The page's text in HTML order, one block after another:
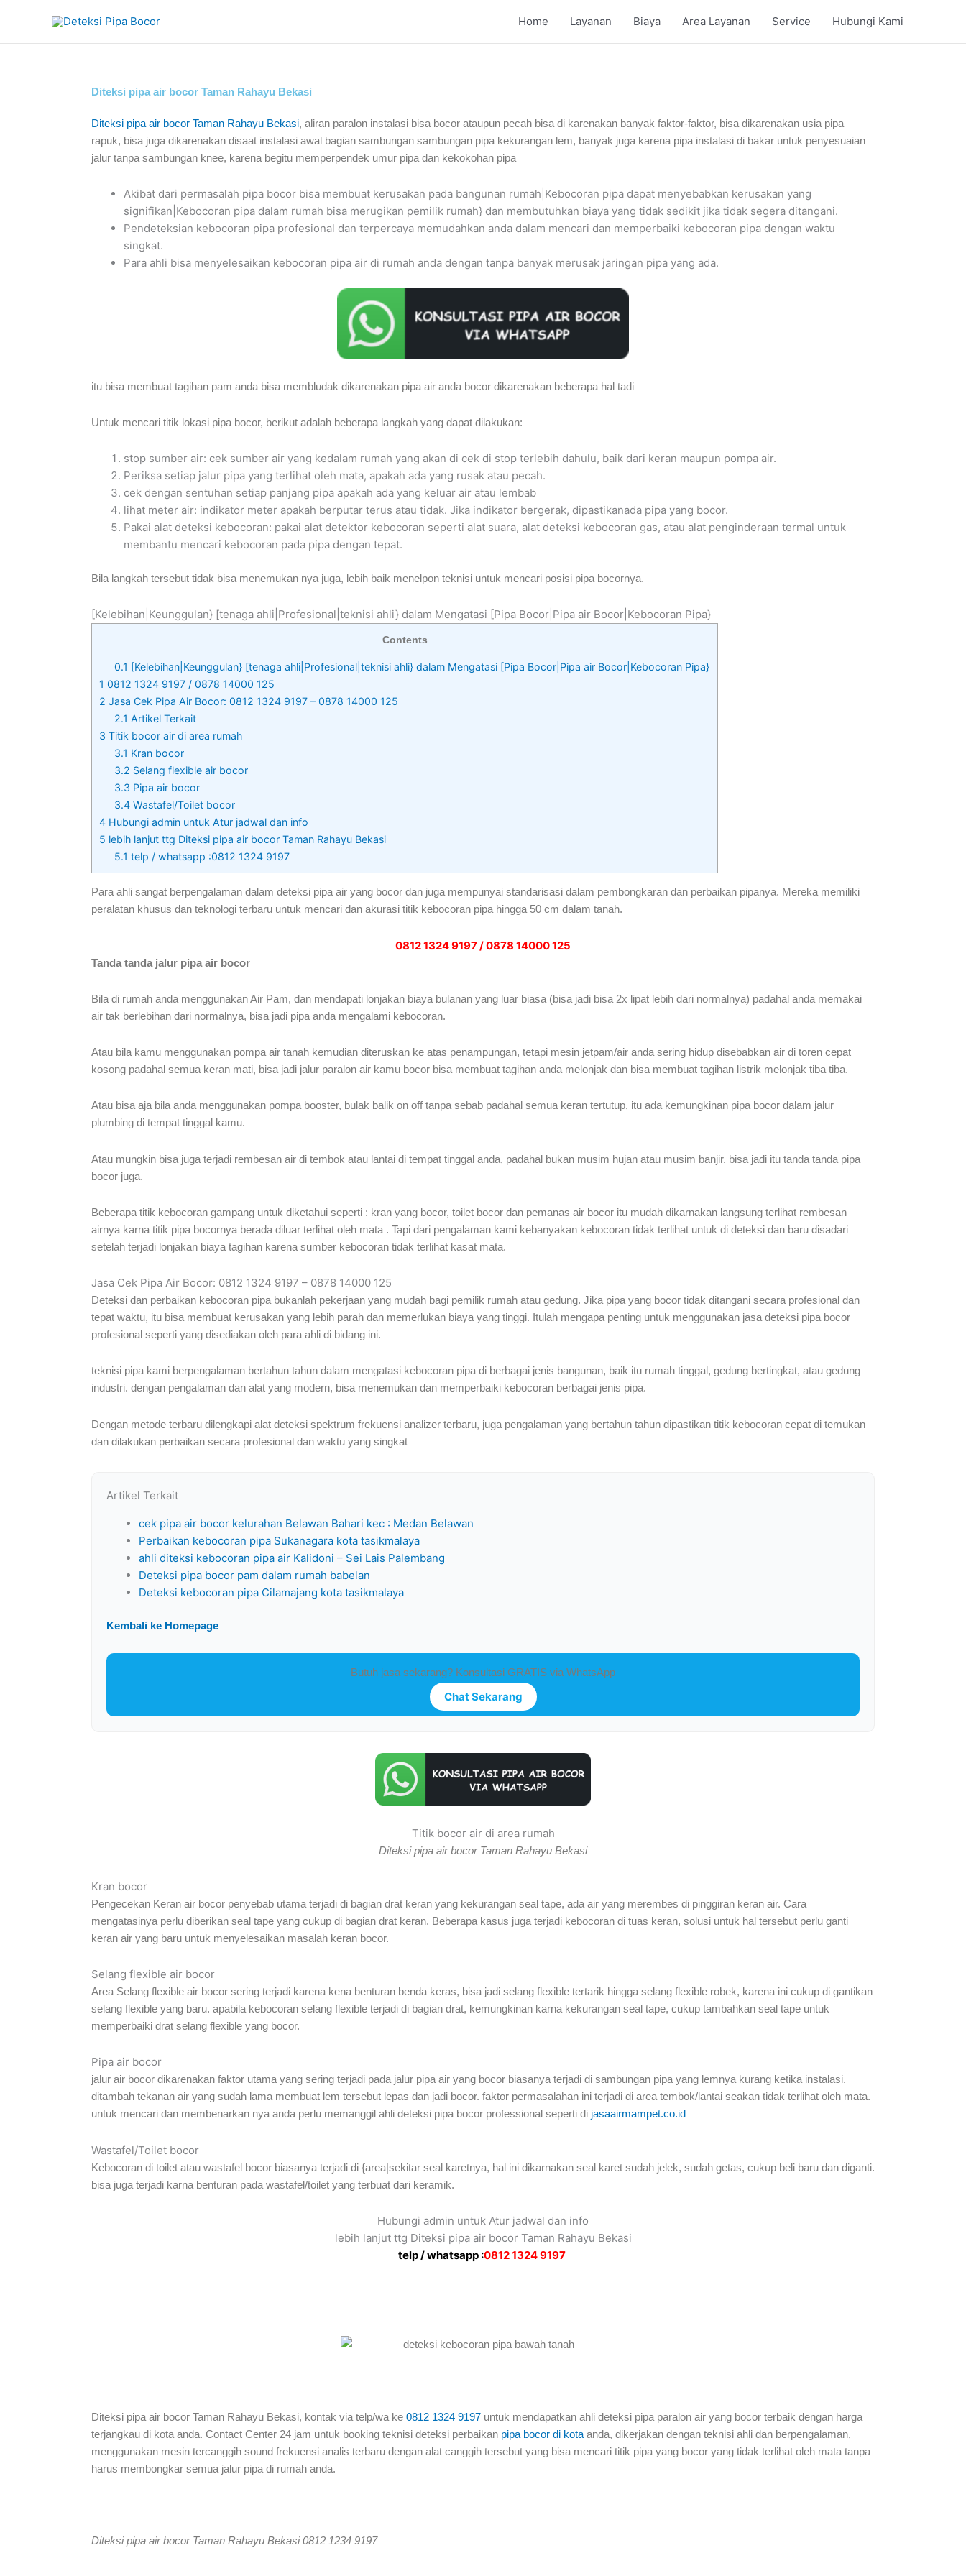
content
Home Layanan Biaya Area Layanan Service Hubungi Kami
Diteksi pipa air bocor Taman Rahayu Bekasi
Diteksi pipa air bocor Taman Rahayu Bekasi, aliran paralon instalasi bisa bocor ataupun pecah bisa di karenakan banyak faktor-faktor, bisa dikarenakan usia pipa
rapuk, bisa juga dikarenakan disaat instalasi awal bagian sambungan sambungan pipa kekurangan lem, banyak juga karena pipa instalasi di bakar untuk penyesuaian
jalur tanpa sambungan knee, karena begitu memperpendek umur pipa dan kekokohan pipa
Akibat dari permasalah pipa bocor bisa membuat kerusakan pada bangunan rumah|Kebocoran pipa dapat menyebabkan kerusakan yang
signifikan|Kebocoran pipa dalam rumah bisa merugikan pemilik rumah} dan membutuhkan biaya yang tidak sedikit jika tidak segera ditangani.
Pendeteksian kebocoran pipa profesional dan terpercaya memudahkan anda dalam mencari dan memperbaiki kebocoran pipa dengan waktu
singkat.
Para ahli bisa menyelesaikan kebocoran pipa air di rumah anda dengan tanpa banyak merusak jaringan pipa yang ada.
itu bisa membuat tagihan pam anda bisa membludak dikarenakan pipa air anda bocor dikarenakan beberapa hal tadi
Untuk mencari titik lokasi pipa bocor, berikut adalah beberapa langkah yang dapat dilakukan:
stop sumber air: cek sumber air yang kedalam rumah yang akan di cek di stop terlebih dahulu, baik dari keran maupun pompa air.
Periksa setiap jalur pipa yang terlihat oleh mata, apakah ada yang rusak atau pecah.
cek dengan sentuhan setiap panjang pipa apakah ada yang keluar air atau lembab
lihat meter air: indikator meter apakah berputar terus atau tidak. Jika indikator bergerak, dipastikanada pipa yang bocor.
Pakai alat deteksi kebocoran: pakai alat detektor kebocoran seperti alat suara, alat deteksi kebocoran gas, atau alat penginderaan termal untuk
membantu mencari kebocoran pada pipa dengan tepat.
Bila langkah tersebut tidak bisa menemukan nya juga, lebih baik menelpon teknisi untuk mencari posisi pipa bocornya.
[Kelebihan|Keunggulan} [tenaga ahli|Profesional|teknisi ahli} dalam Mengatasi [Pipa Bocor|Pipa air Bocor|Kebocoran Pipa}
Contents
0.1 [Kelebihan|Keunggulan} [tenaga ahli|Profesional|teknisi ahli} dalam Mengatasi [Pipa Bocor|Pipa air Bocor|Kebocoran Pipa}
1 0812 1324 9197 / 0878 14000 125
2 Jasa Cek Pipa Air Bocor: 0812 1324 9197 – 0878 14000 125
2.1 Artikel Terkait
3 Titik bocor air di area rumah
3.1 Kran bocor
3.2 Selang flexible air bocor
3.3 Pipa air bocor
3.4 Wastafel/Toilet bocor
4 Hubungi admin untuk Atur jadwal dan info
5 lebih lanjut ttg Diteksi pipa air bocor Taman Rahayu Bekasi
5.1 telp / whatsapp :0812 1324 9197
Para ahli sangat berpengalaman dalam deteksi pipa air yang bocor dan juga mempunyai standarisasi dalam pembongkaran dan perbaikan pipanya. Mereka memiliki
peralatan khusus dan teknologi terbaru untuk mencari dan akurasi titik kebocoran pipa hingga 50 cm dalam tanah.
0812 1324 9197 / 0878 14000 125
Tanda tanda jalur pipa air bocor
Bila di rumah anda menggunakan Air Pam, dan mendapati lonjakan biaya bulanan yang luar biasa (bisa jadi bisa 2x lipat lebih dari normalnya) padahal anda memakai
air tak berlebihan dari normalnya, bisa jadi pipa anda mengalami kebocoran.
Atau bila kamu menggunakan pompa air tanah kemudian diteruskan ke atas penampungan, tetapi mesin jetpam/air anda sering hidup disebabkan air di toren cepat
kosong padahal semua keran mati, bisa jadi jalur paralon air kamu bocor bisa membuat tagihan anda melonjak dan bisa membuat tagihan listrik melonjak tiba tiba.
Atau bisa aja bila anda menggunakan pompa booster, bulak balik on off tanpa sebab padahal semua keran tertutup, itu ada kemungkinan pipa bocor dalam jalur
plumbing di tempat tinggal kamu.
Atau mungkin bisa juga terjadi rembesan air di tembok atau lantai di tempat tinggal anda, padahal bukan musim hujan atau musim banjir. bisa jadi itu tanda tanda pipa
bocor juga.
Beberapa titik kebocoran gampang untuk diketahui seperti : kran yang bocor, toilet bocor dan pemanas air bocor itu mudah dikarnakan langsung terlihat rembesan
airnya karna titik pipa bocornya berada diluar terlihat oleh mata . Tapi dari pengalaman kami kebanyakan kebocoran tidak terlihat untuk di deteksi dan baru disadari
setelah terjadi lonjakan biaya tagihan karena sumber kebocoran tidak terlihat kasat mata.
Jasa Cek Pipa Air Bocor: 0812 1324 9197 – 0878 14000 125
Deteksi dan perbaikan kebocoran pipa bukanlah pekerjaan yang mudah bagi pemilik rumah atau gedung. Jika pipa yang bocor tidak ditangani secara profesional dan
tepat waktu, itu bisa membuat kerusakan yang lebih parah dan memerlukan biaya yang tinggi. Itulah mengapa penting untuk menggunakan jasa deteksi pipa bocor
profesional seperti yang disediakan oleh para ahli di bidang ini.
teknisi pipa kami berpengalaman bertahun tahun dalam mengatasi kebocoran pipa di berbagai jenis bangunan, baik itu rumah tinggal, gedung bertingkat, atau gedung
industri. dengan pengalaman dan alat yang modern, bisa menemukan dan memperbaiki kebocoran berbagai jenis pipa.
Dengan metode terbaru dilengkapi alat deteksi spektrum frekuensi analizer terbaru, juga pengalaman yang bertahun tahun dipastikan titik kebocoran cepat di temukan
dan dilakukan perbaikan secara profesional dan waktu yang singkat
Artikel Terkait
cek pipa air bocor kelurahan Belawan Bahari kec : Medan Belawan
Perbaikan kebocoran pipa Sukanagara kota tasikmalaya
ahli diteksi kebocoran pipa air Kalidoni – Sei Lais Palembang
Deteksi pipa bocor pam dalam rumah babelan
Deteksi kebocoran pipa Cilamajang kota tasikmalaya
Kembali ke Homepage
Butuh jasa sekarang? Konsultasi GRATIS via WhatsApp
Chat Sekarang
Titik bocor air di area rumah
Diteksi pipa air bocor Taman Rahayu Bekasi
Kran bocor
Pengecekan Keran air bocor penyebab utama terjadi di bagian drat keran yang kekurangan seal tape, ada air yang merembes di pinggiran keran air. Cara
mengatasinya perlu diberikan seal tape yang cukup di bagian drat keran. Beberapa kasus juga terjadi kebocoran di tuas keran, solusi untuk hal tersebut perlu ganti
keran air yang baru untuk menyelesaikan masalah keran bocor.
Selang flexible air bocor
Area Selang flexible air bocor sering terjadi karena kena benturan benda keras, bisa jadi selang flexible tertarik hingga selang flexible robek, karena ini cukup di gantikan
selang flexible yang baru. apabila kebocoran selang flexible terjadi di bagian drat, kemungkinan karna kekurangan seal tape, cukup tambahkan seal tape untuk
memperbaiki drat selang flexible yang bocor.
Pipa air bocor
jalur air bocor dikarenakan faktor utama yang sering terjadi pada jalur pipa air yang bocor biasanya terjadi di sambungan pipa yang lemnya kurang ketika instalasi.
ditambah tekanan air yang sudah lama membuat lem tersebut lepas dan jadi bocor. faktor permasalahan ini terjadi di area tembok/lantai seakan tidak terlihat oleh mata.
untuk mencari dan membenarkan nya anda perlu memanggil ahli deteksi pipa bocor professional seperti di jasaairmampet.co.id
Wastafel/Toilet bocor
Kebocoran di toilet atau wastafel bocor biasanya terjadi di {area|sekitar seal karetnya, hal ini dikarnakan seal karet sudah jelek, sudah getas, cukup beli baru dan diganti.
bisa juga terjadi karna benturan pada wastafel/toilet yang terbuat dari keramik.
Hubungi admin untuk Atur jadwal dan info
lebih lanjut ttg Diteksi pipa air bocor Taman Rahayu Bekasi
telp / whatsapp :0812 1324 9197
Diteksi pipa air bocor Taman Rahayu Bekasi, kontak via telp/wa ke 0812 1324 9197 untuk mendapatkan ahli deteksi pipa paralon air yang bocor terbaik dengan harga
terjangkau di kota anda. Contact Center 24 jam untuk booking teknisi deteksi perbaikan pipa bocor di kota anda, dikerjakan dengan teknisi ahli dan berpengalaman,
menggunakan mesin tercanggih sound frekuensi analis terbaru dengan alat canggih tersebut yang bisa mencari titik pipa yang bocor yang tidak terlihat oleh mata tanpa
harus membongkar semua jalur pipa di rumah anda.
Diteksi pipa air bocor Taman Rahayu Bekasi 0812 1234 9197